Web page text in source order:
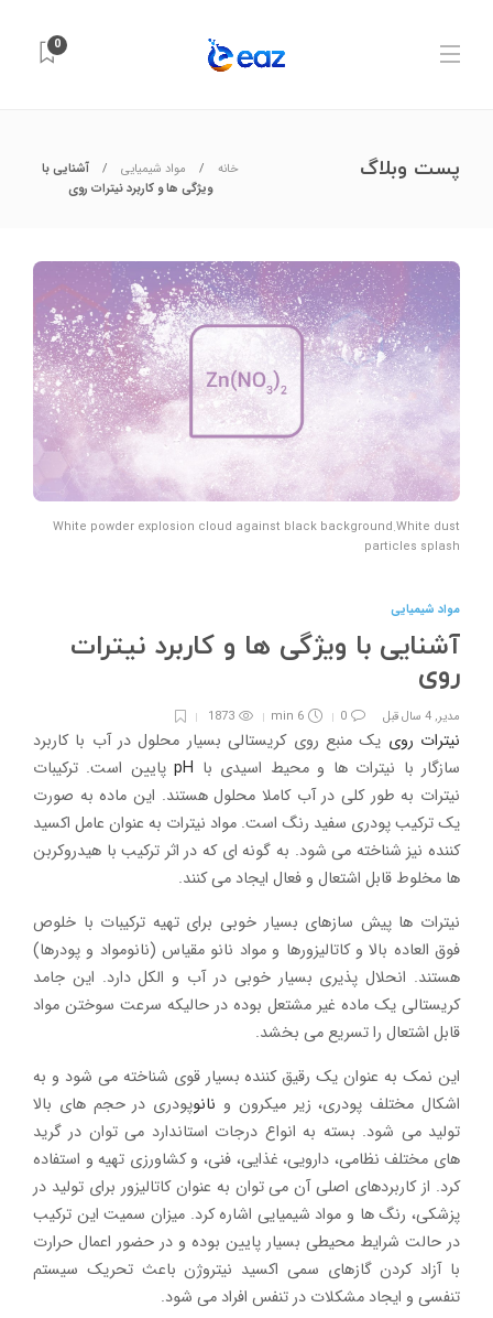
0
پست وبلاگ خانه مواد شیمیایی
آشنایی با
ویژگی ها و کاربرد نیترات روی
White powder explosion cloud against black background.White dust
particles splash
مواد شیمیایی
آشنایی با ویژگی ها و کاربرد نیترات
روی
مدیر,4 سال قبل 0
6 min
1873
نیترات روی یک منبع روی کریستالی بسیار محلول در آب با کاربرد
سازگار با نیترات ها و محیط اسیدی با
پایین است. ترکیبات
نیترات به طور کلی در آب کاملا محلول هستند. این ماده به صورت
یک ترکیب پودری سفید رنگ است. مواد نیترات به عنوان عامل اکسید
کننده نیز شناخته می شود. به گونه ای که در اثر ترکیب با هیدروکربن
ها مخلوط قابل اشتعال و فعال ایجاد می کنند.
نیترات ها پیش سازهای بسیار خوبی برای تهیه ترکیبات با خلوص
فوق العاده بالا و کاتالیزورها و مواد نانو مقیاس (نانومواد و پودرها)
هستند. انحلال پذیری بسیار خوبی در آب و الکل دارد. این جامد
کریستالی یک ماده غیر مشتعل بوده در حالیکه سرعت سوختن مواد
قابل اشتعال را تسریع می بخشد.
این نمک به عنوان یک رقیق کننده بسیار قوی شناخته می شود و به
اشکال مختلف پودری، زیر میکرون و نانوپودری در حجم های بالا
تولید می شود. بسته به انواع درجات استاندارد می توان در گرید
های مختلف نظامی، دارویی، غذایی، فنی، و کشاورزی تهیه و استفاده
کرد. از کاربردهای اصلی آن می توان به عنوان کاتالیزور برای تولید در
پزشکی، رنگ ها و مواد شیمیایی اشاره کرد. میزان سمیت این ترکیب
در حالت شرایط محیطی بسیار پایین بوده و در حضور اعمال حرارت
با آزاد کردن گازهای سمی اکسید نیتروژن باعث تحریک سیستم
تنفسی و ایجاد مشکلات در تنفس افراد می شود.